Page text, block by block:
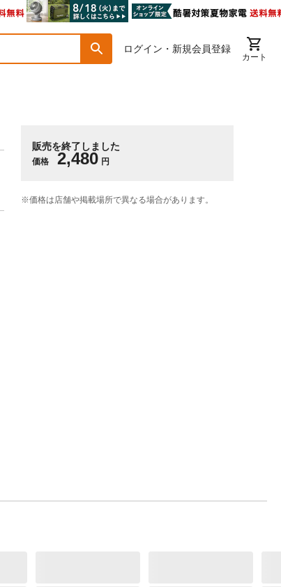
ログイン・新規会員登録
カート
販売を終了しました
価格 2,480 円
※価格は​店舗や​掲載場所で​異なる​場合が​あります。